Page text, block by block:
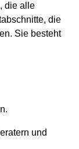
die alle
die
Sie besteht
und